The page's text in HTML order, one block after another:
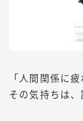
「人間関係に
その気持ちは、